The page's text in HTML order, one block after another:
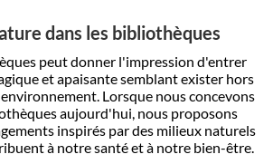
5
dans les bibliothèques
èques peut donner l'impression d'entrer
et apaisante semblantexister hors
Lorsque nous concevons
èques aujourd'hui, nous proposons
inspirés par des milieux naturels
à notre santéetà notre bien-être.